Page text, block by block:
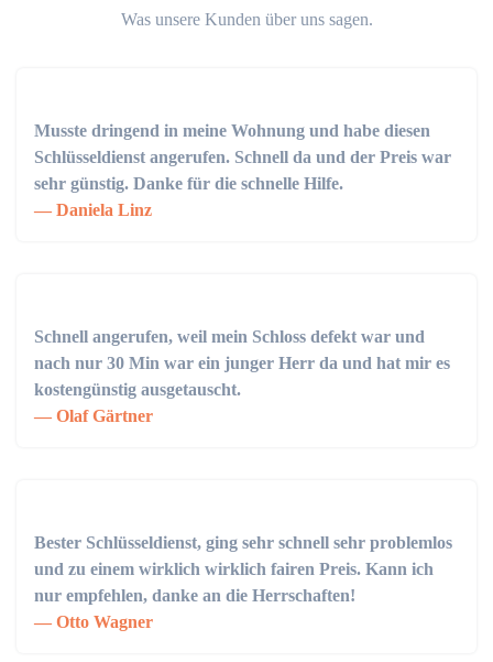
Was unsere Kunden über uns sagen.
Musste dringend in meine Wohnung und habe diesen
Schlüsseldienst angerufen. Schnell da und der Preis war
sehr günstig. Danke für die schnelle Hilfe.
Daniela Linz
Schnell angerufen, weil mein Schloss defekt war und
nach nur 30 Min war ein junger Herr da und hat mir es
kostengünstig ausgetauscht.
Olaf Gärtner
Bester Schlüsseldienst, ging sehr schnell sehr problemlos
und zu einem wirklich wirklich fairen Preis. Kann ich
nur empfehlen, danke an die Herrschaften!
Otto Wagner